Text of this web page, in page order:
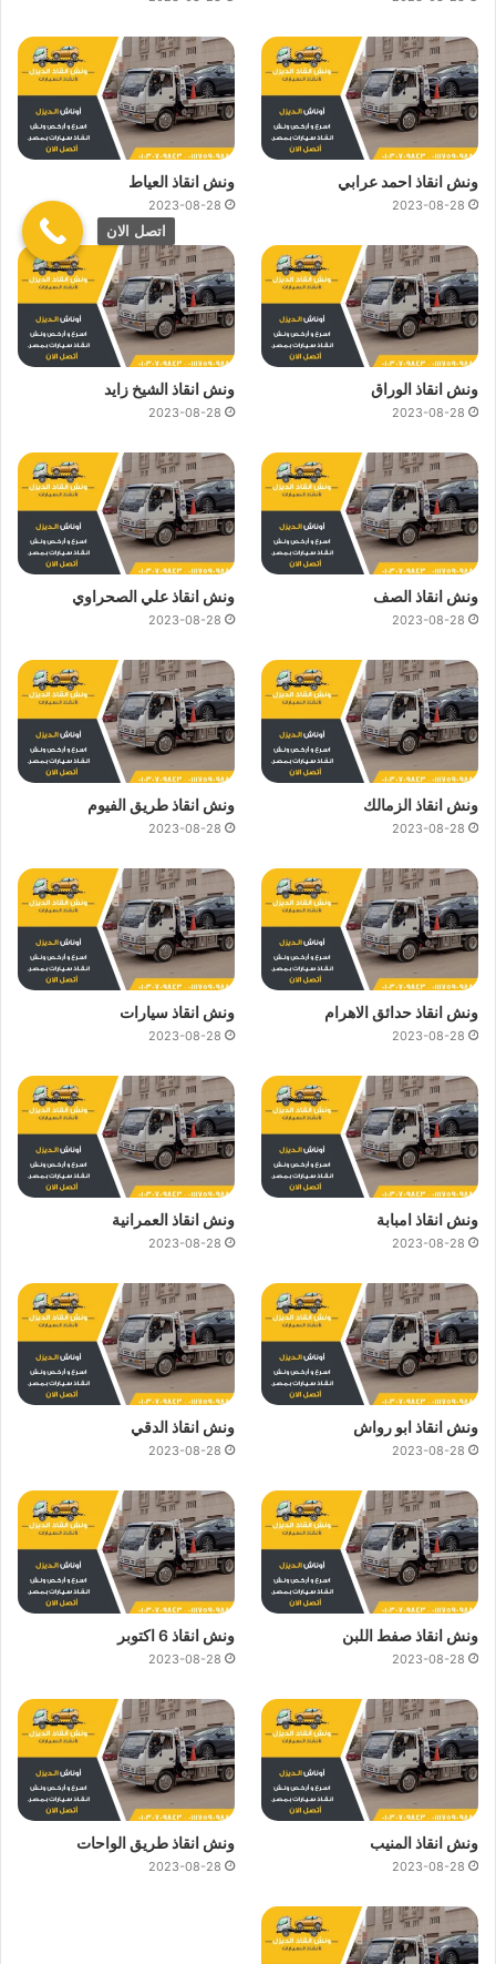
ونش انقاذ احمد عرابي
2023-08-28
ونش انقاذ العياط
2023-08-28
ونش انقاذ الوراق
2023-08-28
ونش انقاذ الشيخ زايد
2023-08-28
ونش انقاذ الصف
2023-08-28
ونش انقاذ علي الصحراوي
2023-08-28
ونش انقاذ الزمالك
2023-08-28
ونش انقاذ طريق الفيوم
2023-08-28
ونش انقاذ حدائق الاهرام
2023-08-28
ونش انقاذ سيارات
2023-08-28
ونش انقاذ امبابة
2023-08-28
ونش انقاذ العمرانية
2023-08-28
ونش انقاذ ابو رواش
2023-08-28
ونش انقاذ الدقي
2023-08-28
ونش انقاذ صفط اللبن
2023-08-28
ونش انقاذ 6 اكتوبر
2023-08-28
ونش انقاذ المنيب
2023-08-28
ونش انقاذ طريق الواحات
2023-08-28
اتصل الان